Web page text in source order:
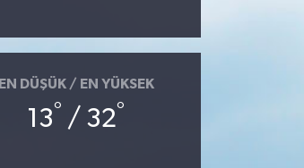
EN DÜŞÜK / EN YÜKSEK
13° / 32°